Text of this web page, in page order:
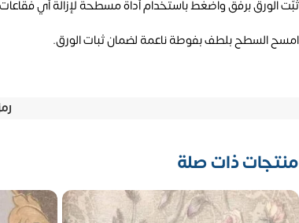
ثبّت الورق برفق واضغط باستخدام أداة مسطحة لإزالة أي
امسح السطح بلطف بفوطة ناعمة لضمان ثبات الورق.
منتجات ذات صلة